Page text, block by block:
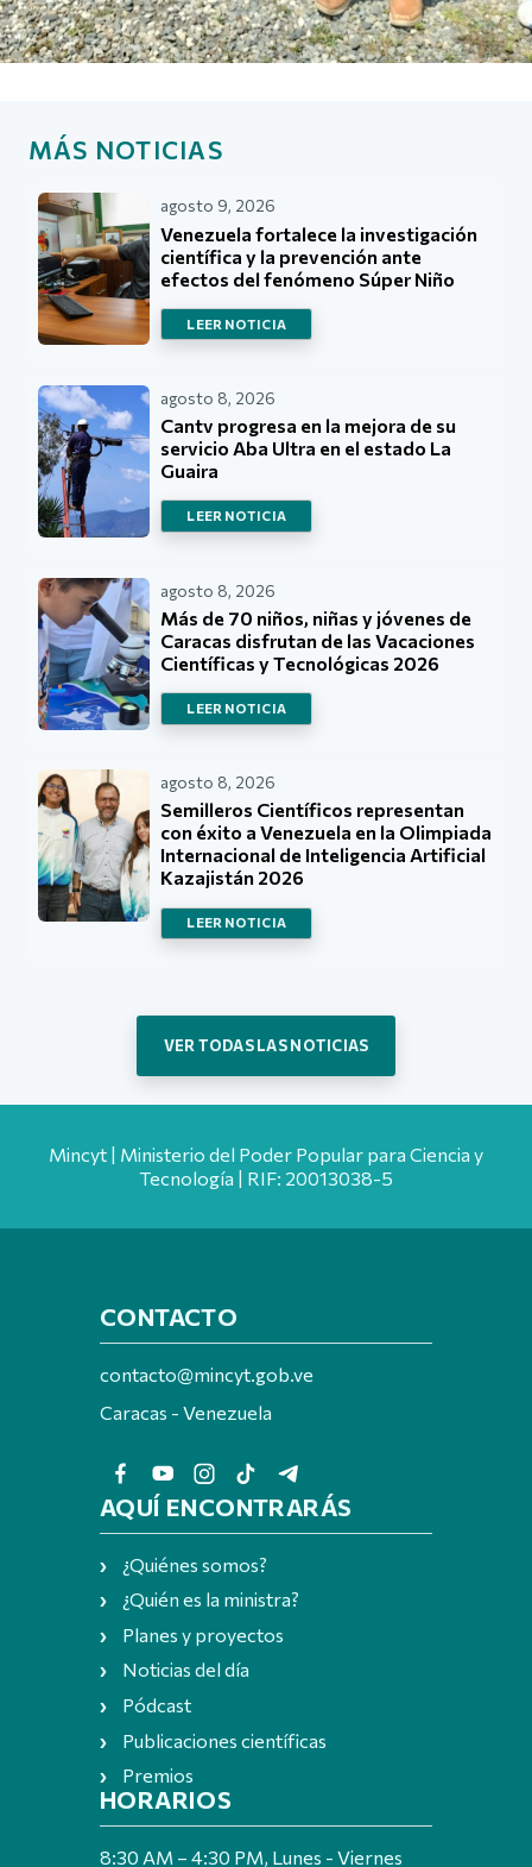
MÁS NOTICIAS
agosto 9, 2026
Venezuela fortalece la investigación
científica y la prevención ante
efectos del fenómeno Súper Niño
LEER NOTICIA
agosto 8, 2026
Cantv progresa en la mejora de su
servicio Aba Ultra en el estado La
Guaira
LEER NOTICIA
agosto 8, 2026
Más de 70 niños, niñas y jóvenes de
Caracas disfrutan de las Vacaciones
Científicas y Tecnológicas 2026
LEER NOTICIA
agosto 8, 2026
Semilleros Científicos representan
con éxito a Venezuela en la Olimpiada
Internacional de Inteligencia Artificial
Kazajistán 2026
LEER NOTICIA
VER TODAS LAS NOTICIAS
Mincyt | Ministerio del Poder Popular para Ciencia y
Tecnología | RIF: 20013038-5
CONTACTO
contacto@mincyt.gob.ve
Caracas - Venezuela
AQUÍ ENCONTRARÁS
¿Quiénes somos?
¿Quién es la ministra?
Planes y proyectos
Noticias del día
Pódcast
Publicaciones científicas
Premios
HORARIOS
8:30 AM – 4:30 PM, Lunes - Viernes